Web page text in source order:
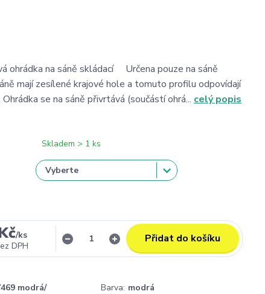
ohrádka na sáně skládací Určena pouze na sáně
mají zesílené krajové hole a tomuto profilu odpovídají
se na sáně přivrtává (součástí ohrá... celý popis
Skladem > 1 ks
/ks
DPH
Přidat do košíku
modrá/
Barva: modrá